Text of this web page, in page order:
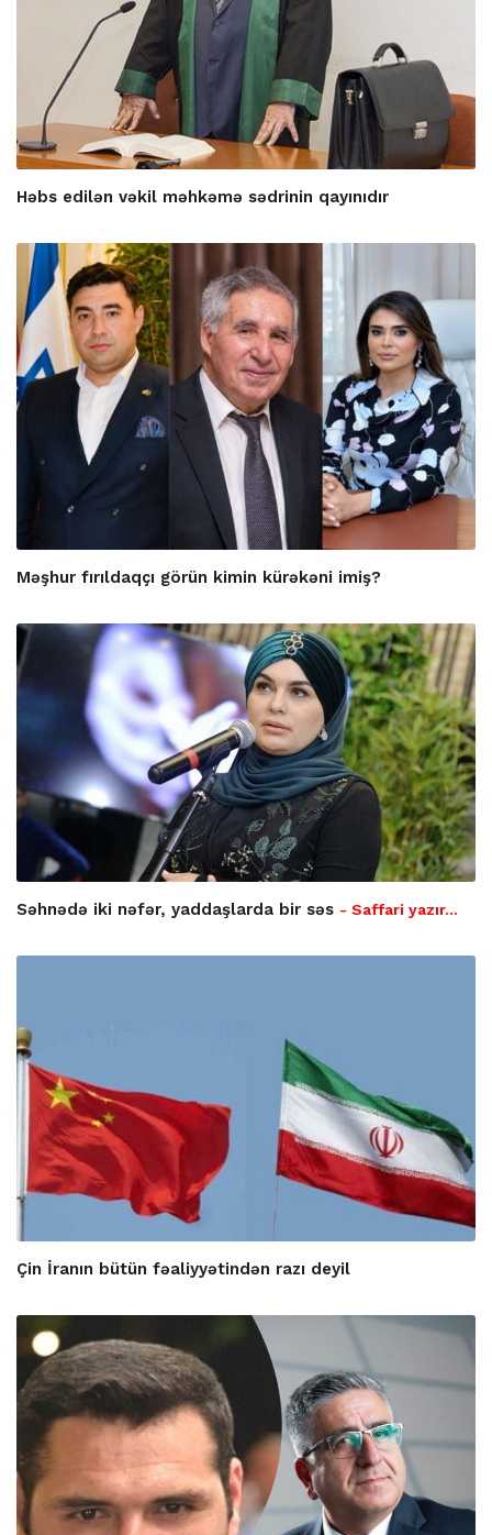
Həbs edilən vəkil məhkəmə sədrinin qayınıdır
Məşhur fırıldaqçı görün kimin kürəkəni imiş?
Səhnədə iki nəfər, yaddaşlarda bir səs - Saffari yazır…
Çin İranın bütün fəaliyyətindən razı deyil